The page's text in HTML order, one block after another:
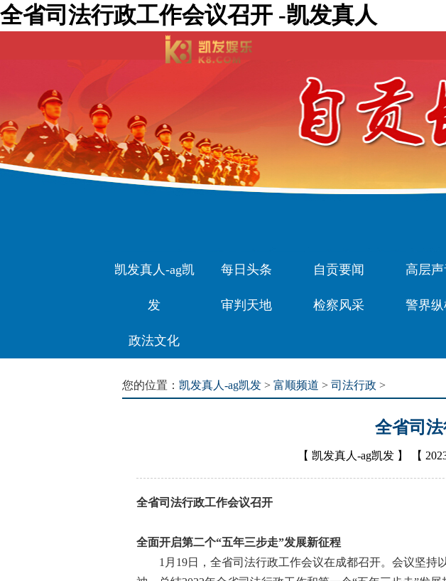
全省司法行政工作会议召开 -凯发真人
凯发真人-ag凯
发
每日头条 自贡要闻 高层
审判天地 检察风采 警界
政法文化
您的位置： 凯发真人-ag凯发 > 富顺频道 > 司法行政 >
全省司
【 凯发真人-ag凯发 】 【
全省司法行政工作会议召开
全面开启第二个“五年三步走”发展新征程
1月19日，全省司法行政工作会议在成都召开。会议坚持